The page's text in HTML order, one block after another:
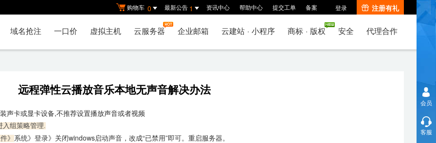
购物车 0 最新公告 1 资讯中心 帮助中心 提交工单 备案 登录 注册有礼
域名抢注 一口价 虚拟主机 云服务器 企业邮箱 云建站 · 小程序 商标 · 版权 安全 代理合作
远程弹性云播放音乐本地无声音解决办法
声卡或显卡设备,不推荐设置播放声音或者视频
入组策略管理.
》 系统》登录》关闭windows启动声音，改成“已禁用”即可。重启服务器。
会员
客服